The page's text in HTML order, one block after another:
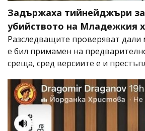
Задържаха тийнейджъри
убийството на Младежкия
Разследващите проверяват
е бил примамен на
среща, сред версиите е и